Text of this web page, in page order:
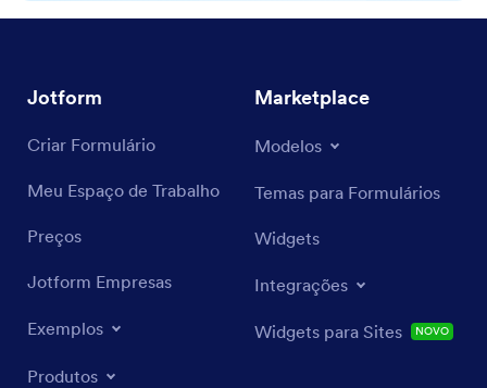
Jotform
Criar Formulário
Meu Espaço de Trabalho
Preços
Jotform Empresas
Exemplos
Produtos
Marketplace
Modelos
Temas para Formulários
Widgets
Integrações
Widgets para Sites NOVO